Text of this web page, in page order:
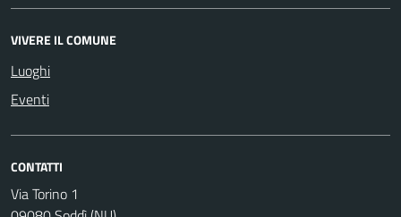
VIVERE IL COMUNE
Luoghi
Eventi
CONTATTI
Via Torino 1